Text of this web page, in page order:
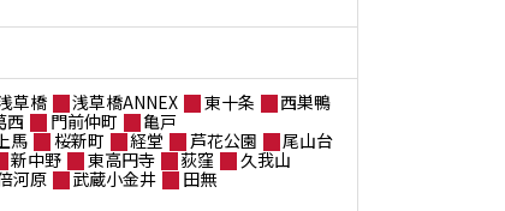
草橋 浅草橋ANNEX 東十条
西巣鴨
西 門前仲町
亀戸
上馬 桜新町 経堂 芦花公園
尾山台
新中野 東高円寺 荻窪
久我山
河原 武蔵小金井
田無